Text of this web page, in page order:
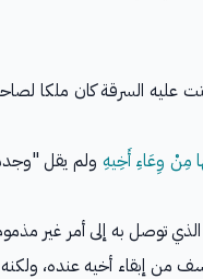
عليه السرقة كان ملكا
مِنْ وِعَاءِ أَخِيهِ ولم يقل
توصل به إلى أمر غير
من إبقاء أخيه عنده،